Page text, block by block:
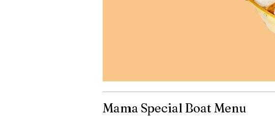
Mama Special Boat Menu